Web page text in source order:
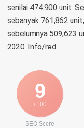
senilai 474.900 unit.
sebanyak 761,862
sebelumnya 509,623
2020. Info/red
9
/ 100
SEO Score